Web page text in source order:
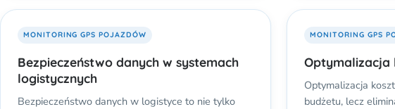
MONITORING GPS POJAZDÓW
Bezpieczeństwo danych w systemach
logistycznych
Bezpieczeństwo danych w logistyce to nie tylko
MONITORING GPS
Optymalizacja
budżetu, lecz